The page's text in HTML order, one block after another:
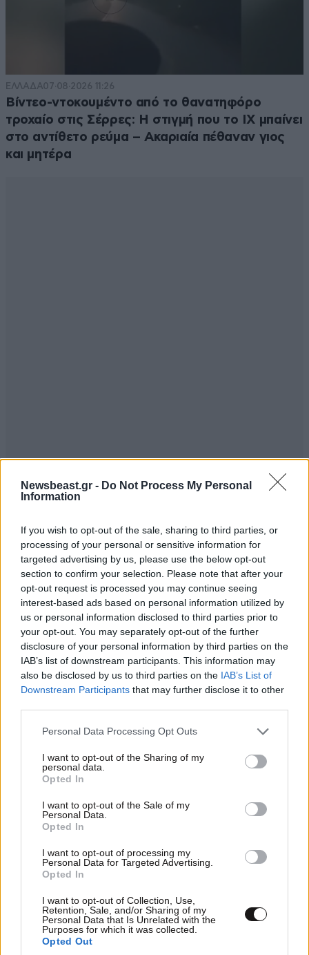
Newsbeast.gr - Do Not Process My Personal
Information
If you wish to opt-out of the sale, sharing to third parties, or
processing of your personal or sensitive information for
targeted advertising by us, please use the below opt-out
section to confirm your selection. Please note that after your
opt-out request is processed you may continue seeing
interest-based ads based on personal information utilized by
us or personal information disclosed to third parties prior to
your opt-out. You may separately opt-out of the further
disclosure of your personal information by third parties on the
IAB’s list of downstream participants. This information may
also be disclosed by us to third parties on the IAB’s List of
Downstream Participants that may further disclose it to other
Please note that this website/app uses one or more Google
not limited to your visit or usage behaviour. You may click to
grant or deny consent to Google and its third-party tags to
use your data for below specified purposes in below Google
consent section.
Personal Data Processing Opt Outs
I want to opt-out of the Sharing of my
personal data.
Opted In
I want to opt-out of the Sale of my
Personal Data.
Opted In
I want to opt-out of processing my
Personal Data for Targeted Advertising.
Opted In
I want to opt-out of Collection, Use,
Retention, Sale, and/or Sharing of my
Personal Data that Is Unrelated with the
Purposes for which it was collected.
Opted Out
ΕΛΛΑΔΑ07·08·2026 11:26
Βίντεο-ντοκουμέντο από το θανατηφόρο
τροχαίο στις Σέρρες: Η στιγμή που το ΙΧ μπαίνει
στο αντίθετο ρεύμα – Ακαριαία πέθαναν γιος
και μητέρα
ΕΛΛΑΔΑ1 ω. πριν
Συντετριμμένος ο πατέρας και σύζυγος των
θυμάτων στο τροχαίο στις Σέρρες: «Έχασα και
τη γυναίκα και το παιδί μου, τα έχασα όλα»